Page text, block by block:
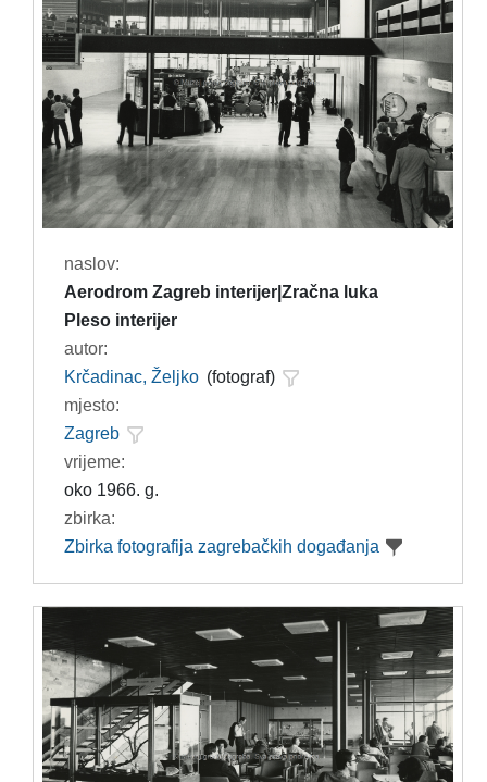
naslov:
Aerodrom Zagreb interijer|Zračna luka
Pleso interijer
autor:
Krčadinac, Željko (fotograf)
mjesto:
Zagreb
vrijeme:
oko 1966. g.
zbirka:
Zbirka fotografija zagrebačkih događanja